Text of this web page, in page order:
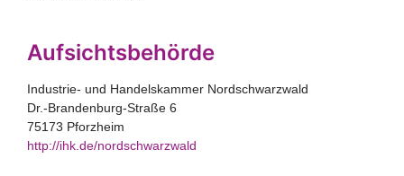
Aufsichtsbehörde
Industrie- und Handelskammer Nordschwarzwald
Dr.-Brandenburg-Straße 6
75173 Pforzheim
http://ihk.de/nordschwarzwald